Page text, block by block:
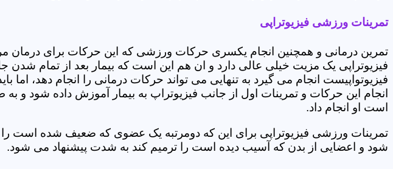
تمرینات ورزشی فیزیوتراپی
تمرین درمانی و همچنین انجام یکسری حرکات ورزشی که این حرکات برای درمان
فیزیوتراپی یک مزیت خیلی عالی دارد و ان هم این است که بیمار بعد از تمام شدن
فیزیوتواپیست انجام می گیرد به تنهایی می تواند حرکات درمانی را انجام دهد، اما
انجام این حرکات و تمرینات اول از جانب فیزیوتراپ به بیمار آموزش داده شود و
است او انجام داد.
تمرینات ورزشی فیزیوتراپی برای این که دومرتبه یک عضوی که ضعیف شده است
شود و اعضایی از بدن که آسیب دیده است را ترمیم کند به شدت پیشنهاد می شود.